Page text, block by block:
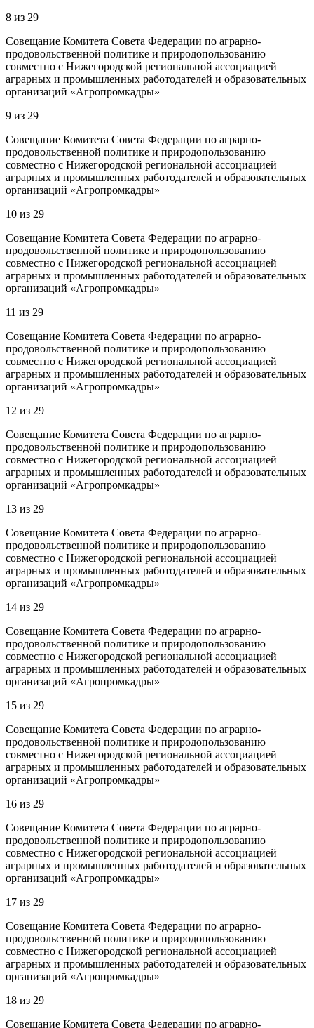
8 из 29
Совещание Комитета Совета Федерации по аграрно-
продовольственной политике и природопользованию
совместно с Нижегородской региональной ассоциацией
аграрных и промышленных работодателей и образовательных
организаций «Агропромкадры»
9 из 29
Совещание Комитета Совета Федерации по аграрно-
продовольственной политике и природопользованию
совместно с Нижегородской региональной ассоциацией
аграрных и промышленных работодателей и образовательных
организаций «Агропромкадры»
10 из 29
Совещание Комитета Совета Федерации по аграрно-
продовольственной политике и природопользованию
совместно с Нижегородской региональной ассоциацией
аграрных и промышленных работодателей и образовательных
организаций «Агропромкадры»
11 из 29
Совещание Комитета Совета Федерации по аграрно-
продовольственной политике и природопользованию
совместно с Нижегородской региональной ассоциацией
аграрных и промышленных работодателей и образовательных
организаций «Агропромкадры»
12 из 29
Совещание Комитета Совета Федерации по аграрно-
продовольственной политике и природопользованию
совместно с Нижегородской региональной ассоциацией
аграрных и промышленных работодателей и образовательных
организаций «Агропромкадры»
13 из 29
Совещание Комитета Совета Федерации по аграрно-
продовольственной политике и природопользованию
совместно с Нижегородской региональной ассоциацией
аграрных и промышленных работодателей и образовательных
организаций «Агропромкадры»
14 из 29
Совещание Комитета Совета Федерации по аграрно-
продовольственной политике и природопользованию
совместно с Нижегородской региональной ассоциацией
аграрных и промышленных работодателей и образовательных
организаций «Агропромкадры»
15 из 29
Совещание Комитета Совета Федерации по аграрно-
продовольственной политике и природопользованию
совместно с Нижегородской региональной ассоциацией
аграрных и промышленных работодателей и образовательных
организаций «Агропромкадры»
16 из 29
Совещание Комитета Совета Федерации по аграрно-
продовольственной политике и природопользованию
совместно с Нижегородской региональной ассоциацией
аграрных и промышленных работодателей и образовательных
организаций «Агропромкадры»
17 из 29
Совещание Комитета Совета Федерации по аграрно-
продовольственной политике и природопользованию
совместно с Нижегородской региональной ассоциацией
аграрных и промышленных работодателей и образовательных
организаций «Агропромкадры»
18 из 29
Совещание Комитета Совета Федерации по аграрно-